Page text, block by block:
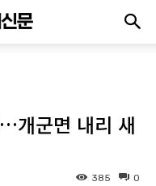
개군면 내리 새
0
385